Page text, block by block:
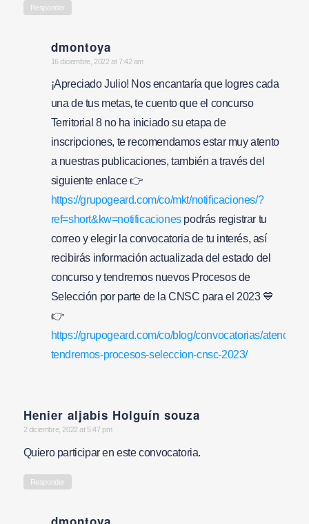
Responder
dmontoya
says:
16 diciembre, 2022 at 7:42 am
¡Apreciado Julio! Nos encantaría que logres cada
una de tus metas, te cuento que el concurso
Territorial 8 no ha iniciado su etapa de
inscripciones, te recomendamos estar muy atento
a nuestras publicaciones, también a través del
siguiente enlace 👉
https://grupogeard.com/co/mkt/notificaciones/?
ref=short&kw=notificacionespodrás registrar tu
correo y elegir la convocatoria de tu interés, así
recibirás información actualizada del estado del
concurso y tendremos nuevos Procesos de
Selección por parte de la CNSC para el 2023 💙
👉
https://grupogeard.com/co/blog/convocatorias/atencion-
tendremos-procesos-seleccion-cnsc-2023/
Henier aljabis Holguín souza
says:
2 diciembre, 2022 at 5:47 pm
Quiero participar en este convocatoria.
Responder